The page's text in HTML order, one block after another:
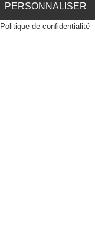
PERSONNALISER
Politique de confidentialité